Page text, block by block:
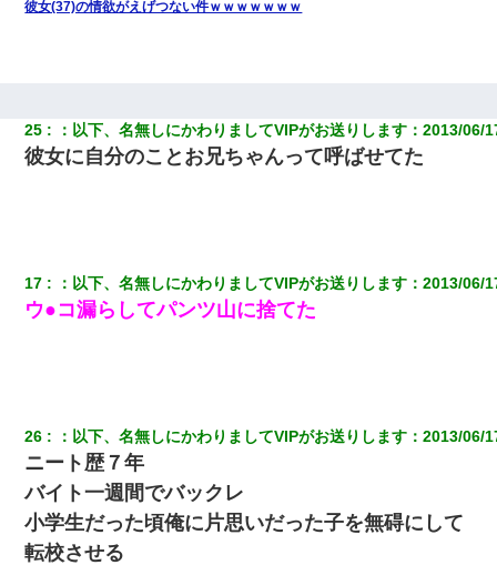
彼女(37)の情欲がえげつない件ｗｗｗｗｗｗｗ
25 ： 以下、名無しにかわりましてVIPがお送りします ：2013/06/
彼女に自分のことお兄ちゃんって呼ばせてた
17 ： 以下、名無しにかわりましてVIPがお送りします ：2013/06/
ウ●コ漏らしてパンツ山に捨てた
26 ： 以下、名無しにかわりましてVIPがお送りします ：2013/06/
ニート歴７年
バイト一週間でバックレ
小学生だった頃俺に片思いだった子を無碍にして
転校させる